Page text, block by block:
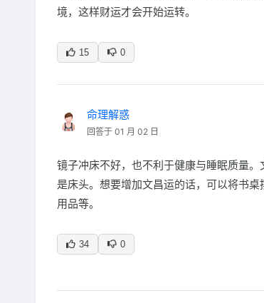
境，这样财运才会开始运转。
15 0
命理解惑
回答于 01 月 02 日
镜子冲床不好，也不利于健康与睡眠质量
是床头。想要增加文昌运的话，可以将书
用品等。
34 0